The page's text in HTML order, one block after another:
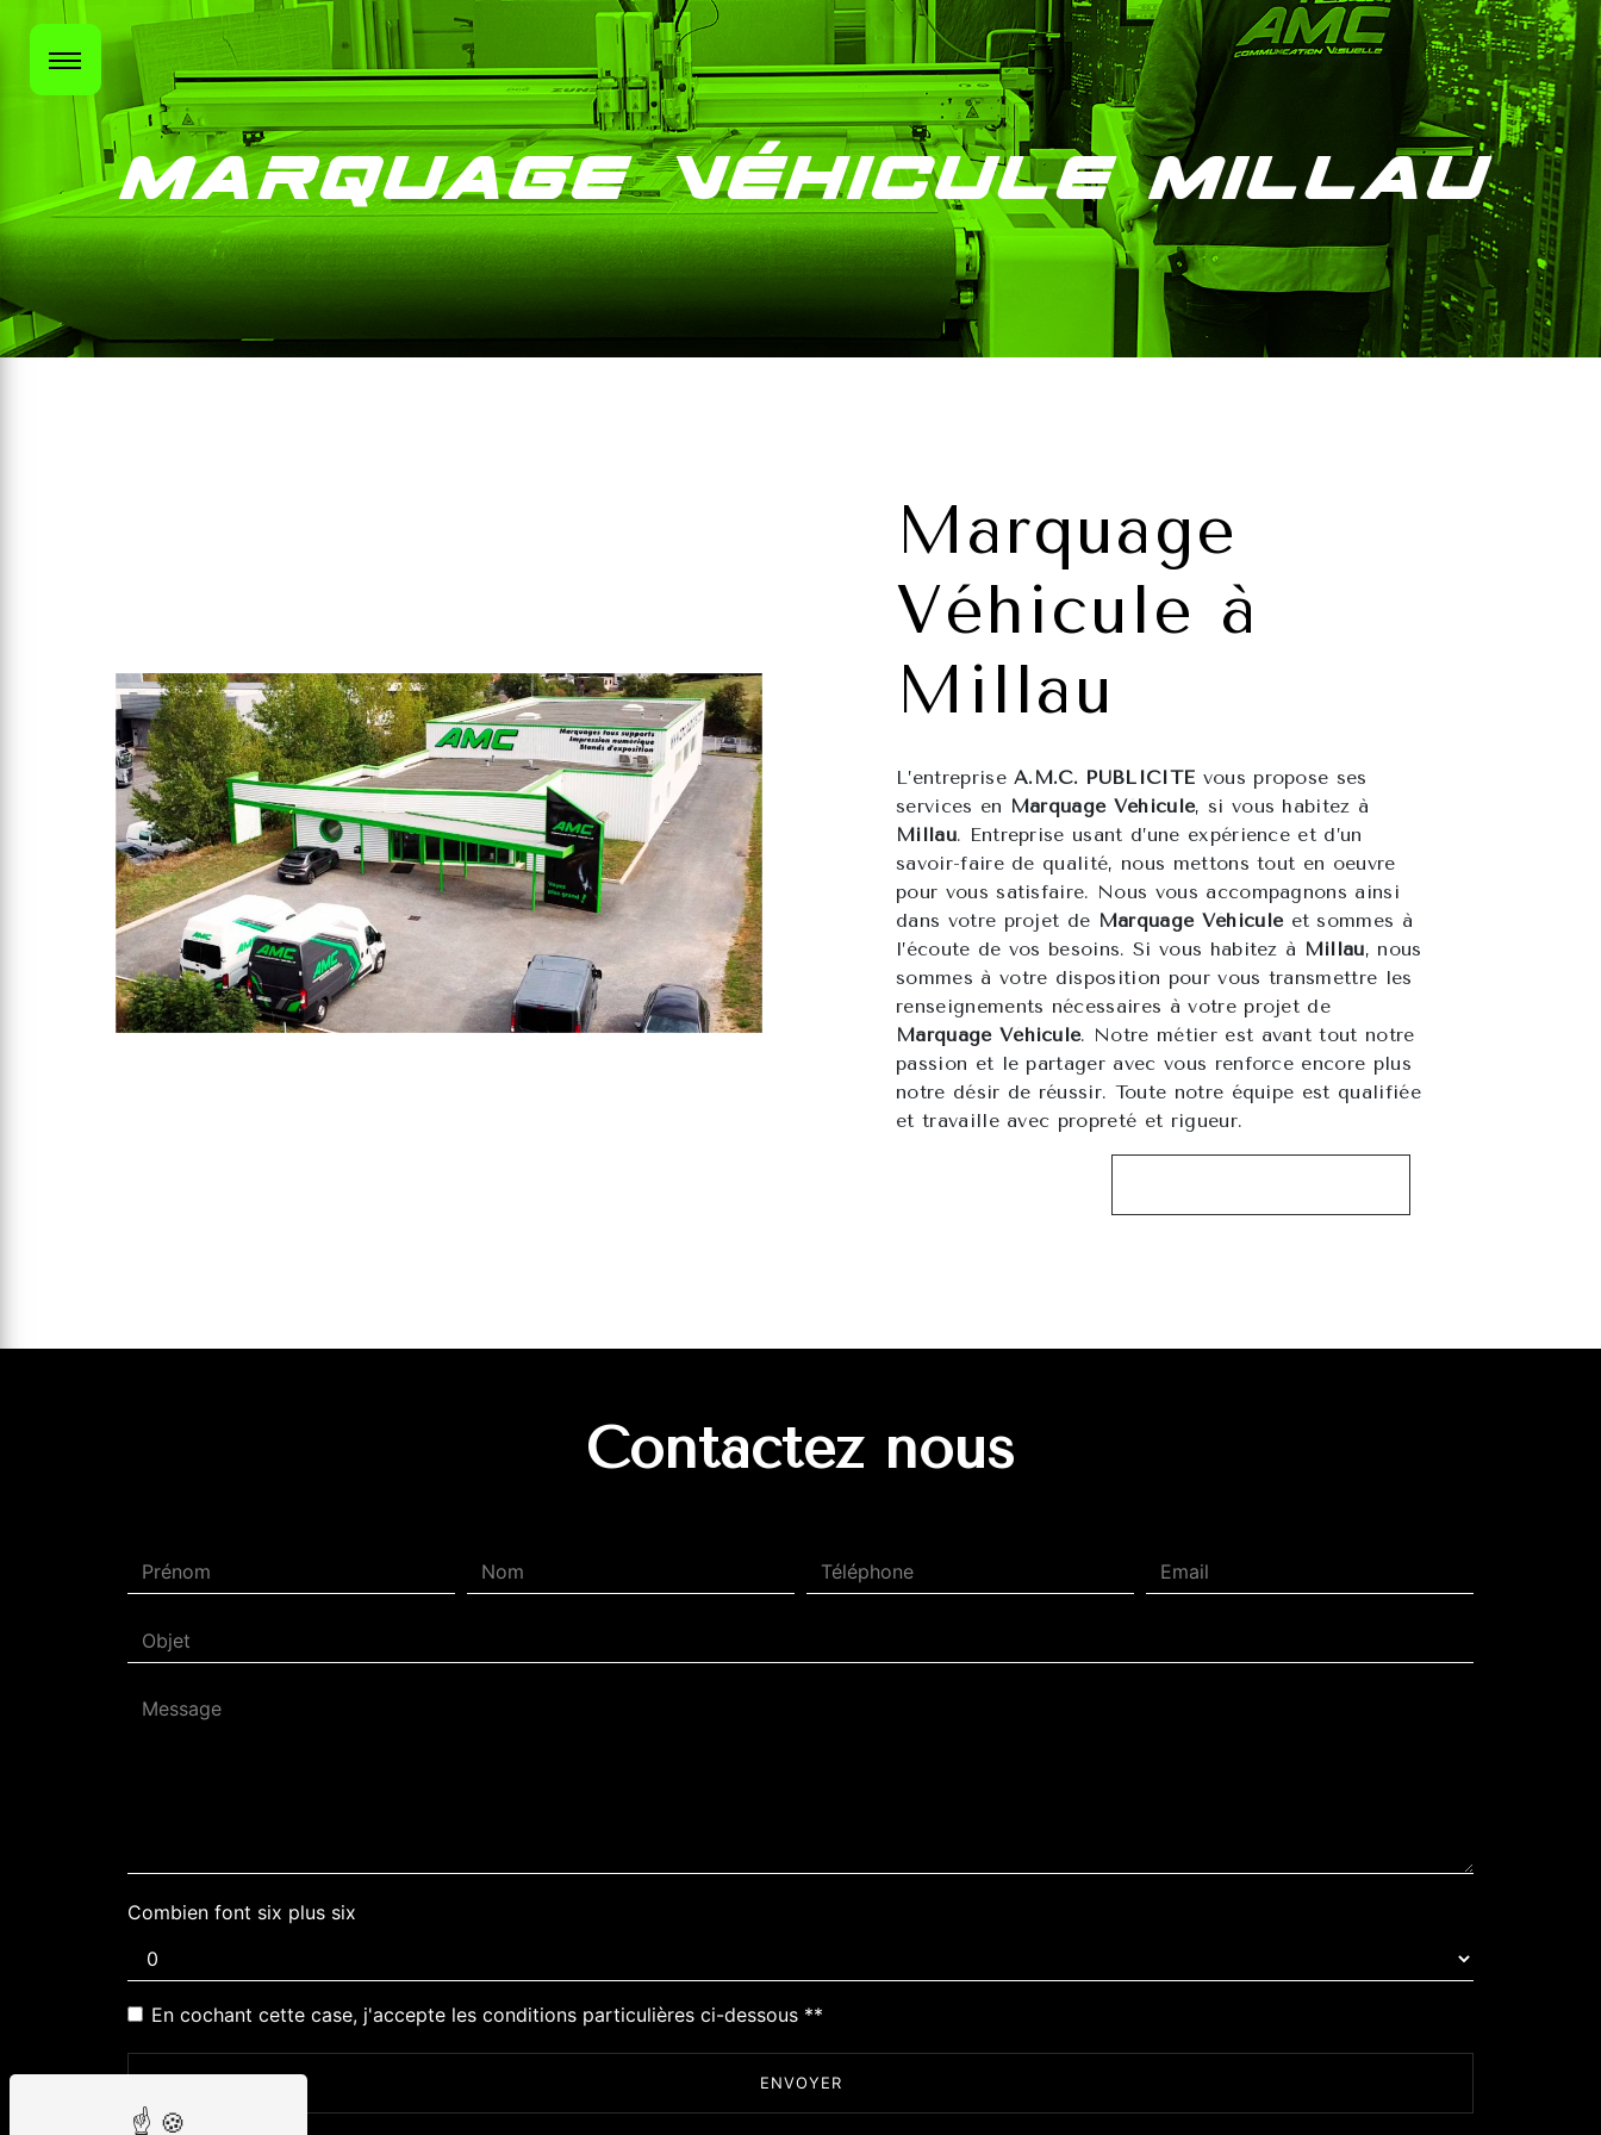
Marquage Véhicule Millau
Marquage
Véhicule à
Millau
L’entrepriseA.M.C. PUBLICITE vous propose ses
services en Marquage Véhicule, si vous habitez à
Millau. Entreprise usant d’une expérience et d’un
savoir-faire de qualité, nous mettons tout en oeuvre
pour vous satisfaire. Nous vous accompagnons ainsi
dans votre projet de Marquage Véhiculeet sommes à
l’écoute de vos besoins. Si vous habitez à Millau, nous
sommes à votre disposition pour vous transmettre les
renseignements nécessaires à votre projet de
Marquage Véhicule. Notre métier est avant tout notre
passion et le partager avec vous renforce encore plus
notre désir de réussir. Toute notre équipe est qualifiée
et travaille avec propreté et rigueur.
Contactez nous
Combien font six plus six
En cochant cette case, j'accepte les conditions particulières ci-dessous **
ENVOYER
Panneau de gestion des cookies